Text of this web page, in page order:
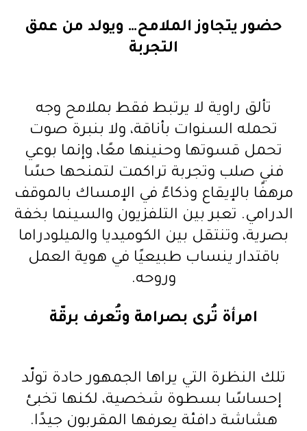
حضور يتجاوز الملامح… ويولد من عمق
التجربة
تألق راوية لا يرتبط فقط بملامح وجه
تحمله السنوات بأناقة، ولا بنبرة صوت
تحمل قسوتها وحنينها معًا، وإنما بوعي
فني صلب وتجربة تراكمت لتمنحها حسًا
مرهفًا بالإيقاع وذكاءً في الإمساك بالموقف
الدرامي. تعبر بين التلفزيون والسينما بخفة
بصرية، وتنتقل بين الكوميديا والميلودراما
باقتدار ينساب طبيعيًا في هوية العمل
وروحه.
امرأة تُرى بصرامة وتُعرف برقّة
تلك النظرة التي يراها الجمهور حادة تولّد
إحساسًا بسطوة شخصية، لكنها تخبئ
هشاشة دافئة يعرفها المقربون جيدًا.